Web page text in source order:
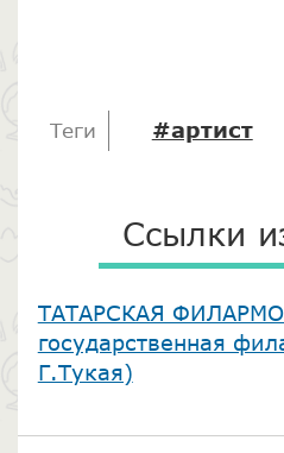
Теги #артист
Ссылки
​ТАТАРСКАЯ
государственная
Г.Тукая)